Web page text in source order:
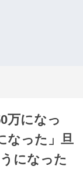
万になっ
なった」旦
になった